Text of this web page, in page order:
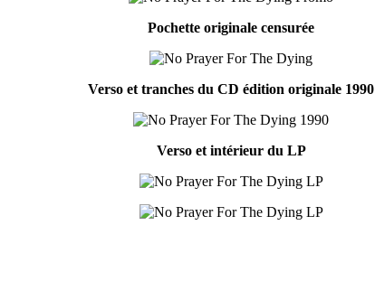
Pochette originale censurée
Verso et tranches du CD édition originale 1990
Verso et intérieur du LP